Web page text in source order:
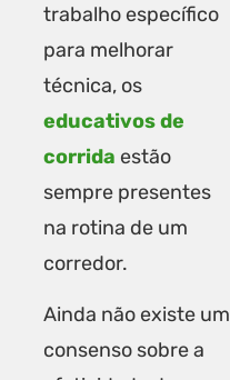
trabalho específico
para melhorar
técnica, os
educativos de
corrida estão
sempre presentes
na rotina de um
corredor.
Ainda não existe um
consenso sobre a